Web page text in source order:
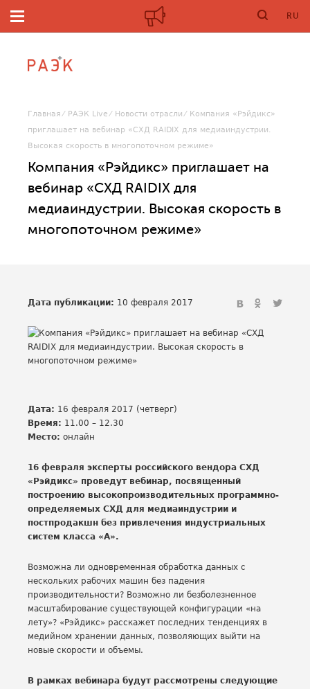
RU
Главная РАЭК Live Новости отрасли
Компания «Рэйдикс»
приглашает на вебинар «СХД RAIDIX для медиаиндустрии.
Высокая скорость в многопоточном режиме»
Компания «Рэйдикс» приглашает на
вебинар «СХД RAIDIX для
медиаиндустрии. Высокая скорость в
многопоточном режиме»
Дата публикации: 10 февраля 2017
Дата: 16 февраля 2017 (четверг)
Время: 11.00 – 12.30
Место: онлайн
16 февраля эксперты российского вендора СХД
«Рэйдикс» проведут вебинар, посвященный
построению высокопроизводительных программно-
определяемых СХД для медиаиндустрии и
постпродакшн без привлечения индустриальных
систем класса «А».
Возможна ли одновременная обработка данных с
нескольких рабочих машин без падения
производительности? Возможно ли безболезненное
масштабирование существующей конфигурации «на
лету»? «Рэйдикс» расскажет последних тенденциях в
медийном хранении данных, позволяющих выйти на
новые скорости и объемы.
В рамках вебинара будут рассмотрены следующие